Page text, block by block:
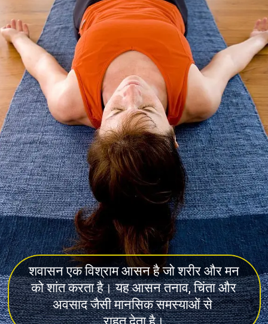
शवासन एक विश्राम आसन है जो शरीर और मन
को शांत करता है। यह आसन तनाव, चिंता और
अवसाद जैसी मानसिक समस्याओं से